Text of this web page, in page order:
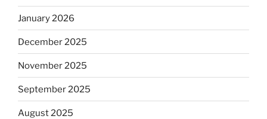
January 2026
December 2025
November 2025
September 2025
August 2025